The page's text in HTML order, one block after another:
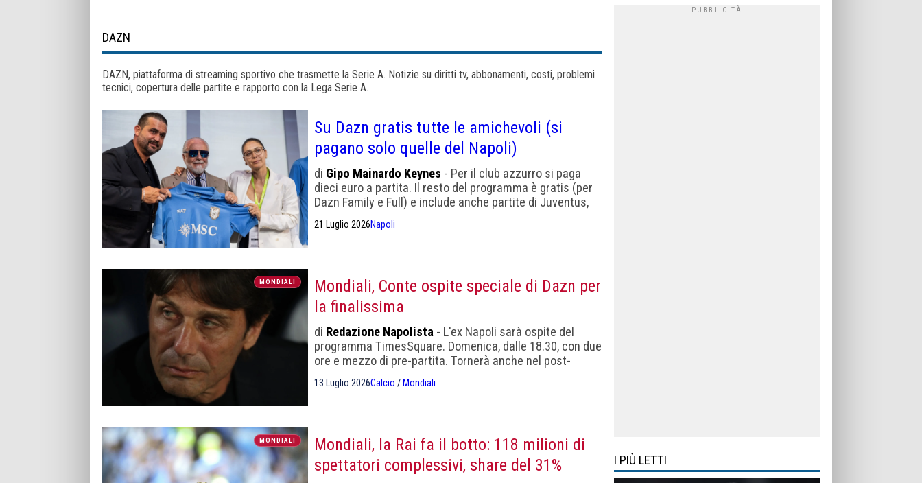
DAZN
DAZN, piattaforma di streaming sportivo che trasmette la Serie A. Notizie su diritti tv, abbonamenti, costi, problemi
tecnici, copertura delle partite e rapporto con la Lega Serie A.
Su Dazn gratis tutte le amichevoli (si
pagano solo quelle del Napoli)
di Gipo Mainardo Keynes - Per il club azzurro si paga
dieci euro a partita. Il resto del programma è gratis (per
Dazn Family e Full) e include anche partite di Juventus,
21 Luglio 2026Napoli
MONDIALI
Mondiali, Conte ospite speciale di Dazn per
la finalissima
di Redazione Napolista - L'ex Napoli sarà ospite del
programma TimesSquare. Domenica, dalle 18.30, con due
ore e mezzo di pre-partita. Tornerà anche nel post-
Mondiale
13 Luglio 2026Calcio / Mondiali
MONDIALI
Mondiali, la Rai fa il botto: 118 milioni di
spettatori complessivi, share del 31%
I PIÙ LETTI